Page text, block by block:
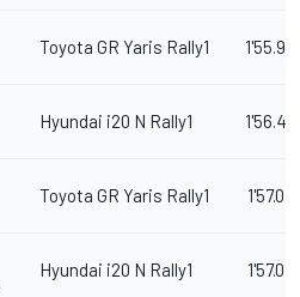
Toyota GR Yaris Rally1 1'55.9
Hyundai i20 N Rally1 1'56.4
Toyota GR Yaris Rally1 1'57.0
Hyundai i20 N Rally1 1'57.0